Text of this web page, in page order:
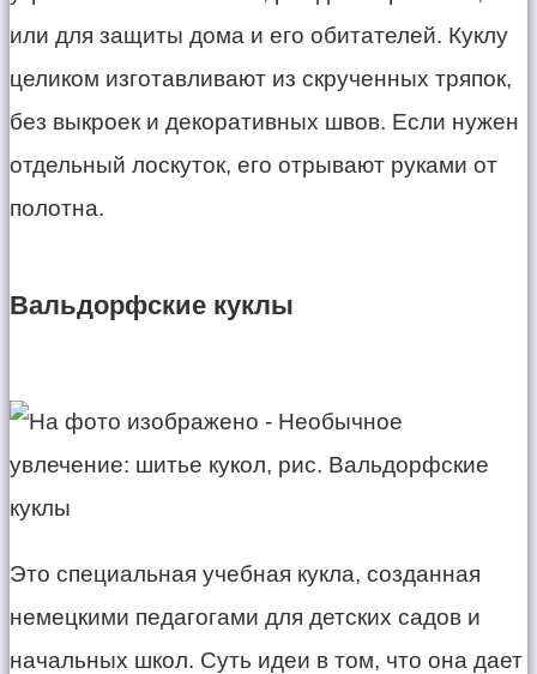
или для защиты дома и его обитателей. Куклу
целиком изготавливают из скрученных тряпок,
без выкроек и декоративных швов. Если нужен
отдельный лоскуток, его отрывают руками от
полотна.
Вальдорфские куклы
​Это специальная учебная кукла, созданная
немецкими педагогами для детских садов и
начальных школ. Суть идеи в том, что она дает